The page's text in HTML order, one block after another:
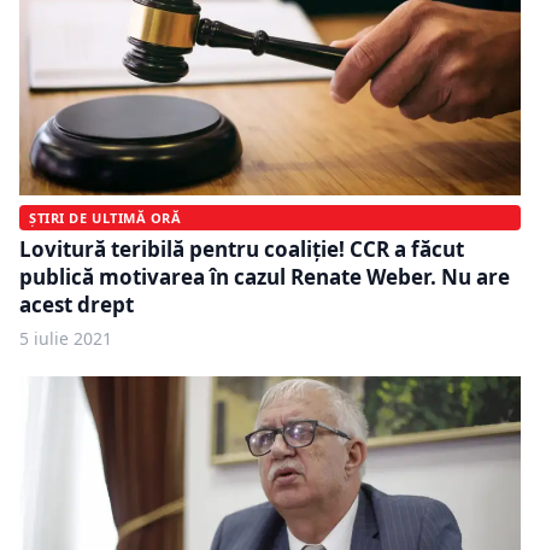
ȘTIRI DE ULTIMĂ ORĂ
Lovitură teribilă pentru coaliţie! CCR a făcut
publică motivarea în cazul Renate Weber. Nu are
acest drept
5 iulie 2021